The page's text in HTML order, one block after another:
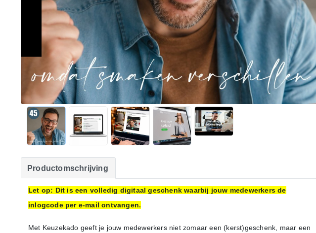
Productomschrijving
Let op: Dit is een volledig digitaal geschenk waarbij jouw medewerkers de
inlogcode per e-mail ontvangen.
Met Keuzekado geeft je jouw medewerkers niet zomaar een (kerst)geschenk, maar een